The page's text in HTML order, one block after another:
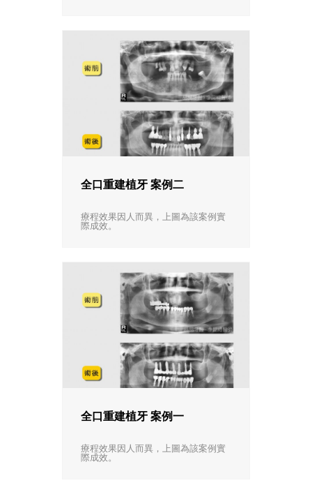
全口重建植牙 案例二
療程效果因人而異，上圖為該案例實
際成效。
全口重建植牙 案例一
療程效果因人而異，上圖為該案例實
際成效。